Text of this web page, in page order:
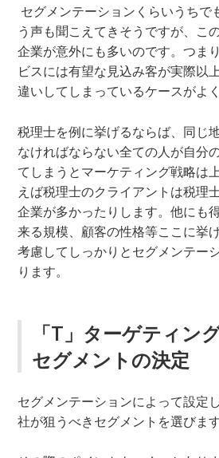
セグメンテーションくらいうちで
う声も聞こえてきそうですが、こ
企業が意外にも多いのです。つま
ビスには有望な見込み客が実際以
違いしてしまっているケースがよ
税理士を例に挙げるならば、同じ
なければならない全ての人が自分
てしまうとマーケティング戦略は
えば税理士のクライアントは税理
企業が多かったりします。他にも
来る規模、顧客の性格等ここに挙
考慮してしっかりとセグメンテー
ります。
「T」ターゲティン
セグメントの決定
セグメンテーションによって設定
社が狙うべきセグメントを選びます